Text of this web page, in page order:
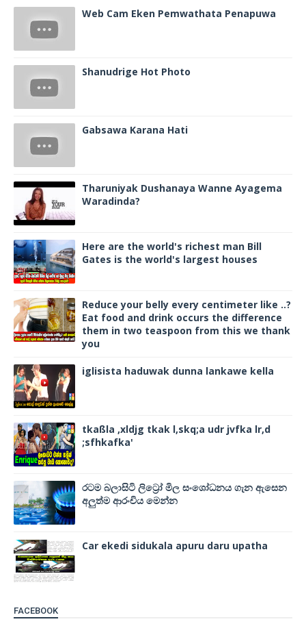
Web Cam Eken Pemwathata Penapuwa
Shanudrige Hot Photo
Gabsawa Karana Hati
Tharuniyak Dushanaya Wanne Ayagema
Waradinda?
Here are the world's richest man Bill
Gates is the world's largest houses
Reduce your belly every centimeter like ..?
Eat food and drink occurs the difference
them in two teaspoon from this we thank
you
iglisista haduwak dunna lankawe kella
tkaßla ,xldjg tkak l,skq;a udr jvfka lr,d
;sfhkafka'
රටම බලාසිටි ලිට්‍රෝ මිල සංශෝධනය ගැන ඇසෙන
අලුත්ම ආරංචිය මෙන්න
Car ekedi sidukala apuru daru upatha
FACEBOOK